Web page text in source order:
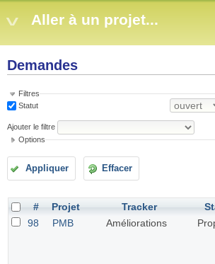
Aller à un projet...
Demandes
Filtres
Statut
Ajouter le filtre
Options
Appliquer Effacer
# Projet Tracker
98
PMB Améliorations